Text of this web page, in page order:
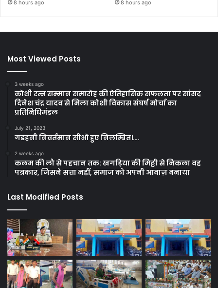
8 hours ago 8 hours ago
Most Viewed Posts
3 weeks ago
कोशी रत्न सम्मान समारोह की ऐतिहासिक सफलता पर सांसद
दिनेश चंद्र यादव से मिला कोशी विकास संघर्ष मोर्चा का
प्रतिनिधिमंडल
July 21, 2023
गडहनी निवर्तमान सीओ हुए निलम्बित।….
2 weeks ago
कलम की लौ से पहचान तक: खगड़िया की मिट्टी से निकला वह
पत्रकार, जिसने सत्ता नहीं, समाज को अपनी आवाज़ बनाया
Last Modified Posts